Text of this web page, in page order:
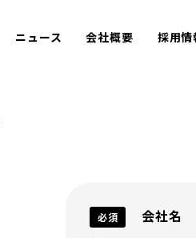
ニュース 会社概要 採用情
必須 会社名